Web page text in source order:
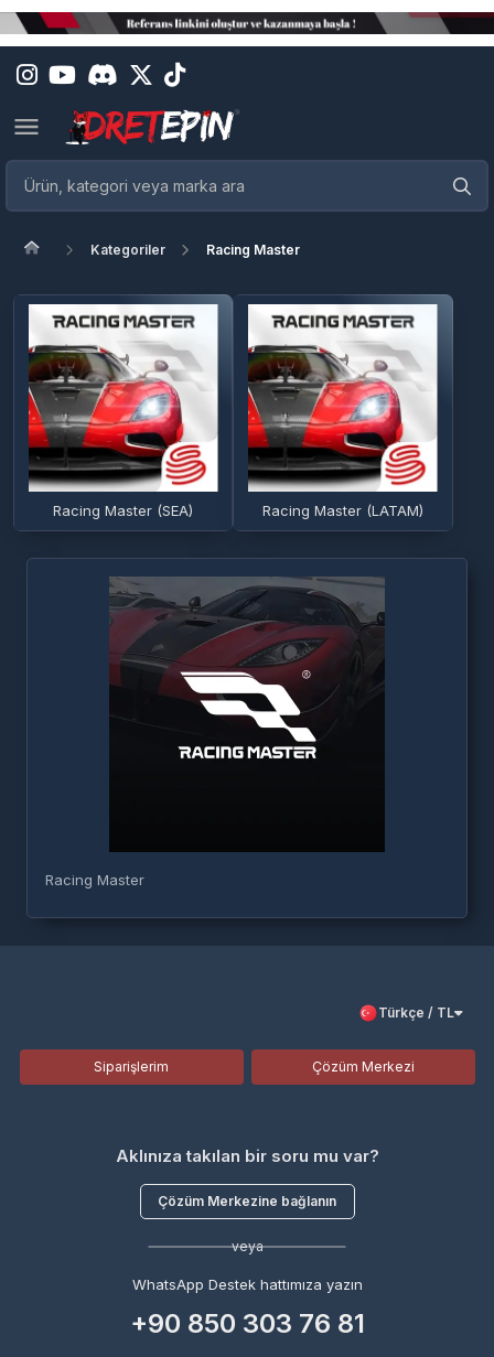
Kategoriler Racing Master
Racing Master (SEA) Racing Master (LATAM)
Racing Master
Türkçe / TL
Siparişlerim Çözüm Merkezi
Aklınıza takılan bir soru mu var?
Çözüm Merkezine bağlanın
veya
WhatsApp Destek hattımıza yazın
+90 850 303 76 81